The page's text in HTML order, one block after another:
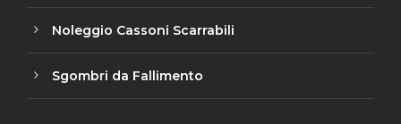
Noleggio Cassoni Scarrabili
Sgombri da Fallimento